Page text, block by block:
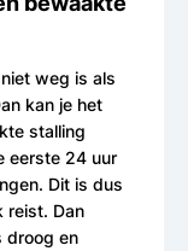
weg is als
kan je het
stalling
eerste 24 uur
Dit is dus
reist. Dan
droog en